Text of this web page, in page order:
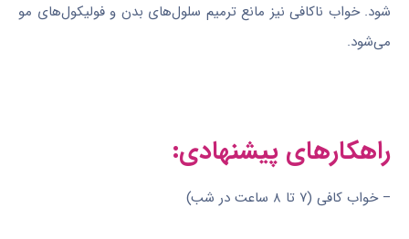
شود. خواب ناکافی نیز مانع ترمیم سلول‌های بدن و فولیکول‌های مو
می‌شود.
راهکارهای پیشنهادی:
– خواب کافی (۷ تا ۸ ساعت در شب)